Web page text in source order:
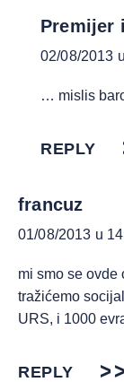
Premijer
02/08/2013
… mislis
REPLY
francuz
01/08/2013 u
mi smo se ovde
tražićemo
URS, i 1000
REPLY